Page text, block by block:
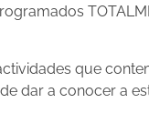
que
dar a conocer a